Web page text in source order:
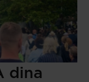
dina